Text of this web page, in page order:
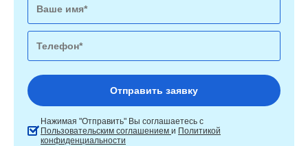
Нажимая "Отправить" Вы соглашаетесь с
Пользовательским соглашением и Политикой
конфиденциальности